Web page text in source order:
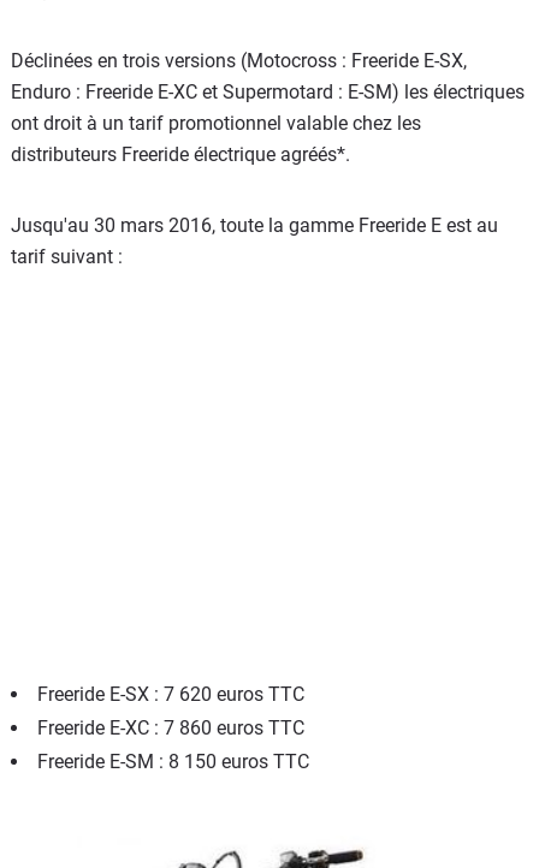
Déclinées en trois versions (Motocross : Freeride E-SX,
Enduro : Freeride E-XC et Supermotard : E-SM) les électriques
ont droit à un tarif promotionnel valable chez les
distributeurs Freeride électrique agréés*.
Jusqu'au 30 mars 2016, toute la gamme Freeride E est au
tarif suivant :
Freeride E-SX : 7 620 euros TTC
Freeride E-XC : 7 860 euros TTC
Freeride E-SM : 8 150 euros TTC